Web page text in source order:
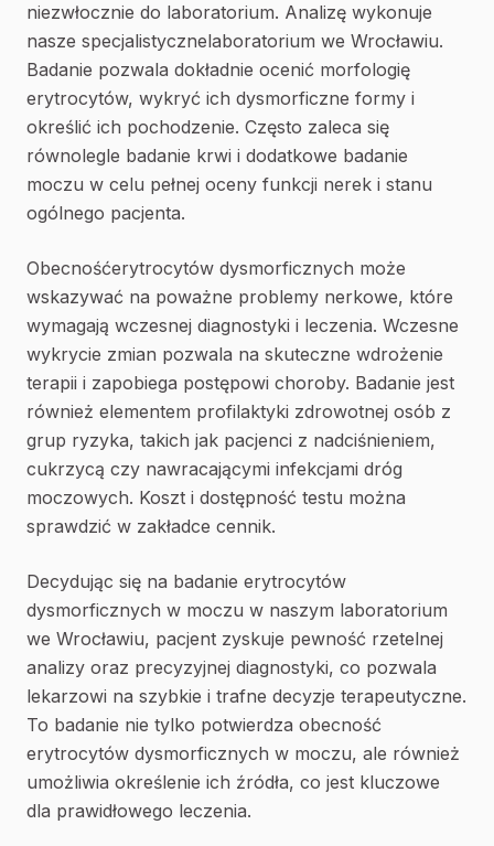
niezwłocznie do laboratorium. Analizę wykonuje
nasze specjalistycznelaboratorium we Wrocławiu.
Badanie pozwala dokładnie ocenić morfologię
erytrocytów, wykryć ich dysmorficzne formy i
określić ich pochodzenie. Często zaleca się
równolegle badanie krwi i dodatkowe badanie
moczu w celu pełnej oceny funkcji nerek i stanu
ogólnego pacjenta.
Obecnośćerytrocytów dysmorficznych może
wskazywać na poważne problemy nerkowe, które
wymagają wczesnej diagnostyki i leczenia. Wczesne
wykrycie zmian pozwala na skuteczne wdrożenie
terapii i zapobiega postępowi choroby. Badanie jest
również elementem profilaktyki zdrowotnej osób z
grup ryzyka, takich jak pacjenci z nadciśnieniem,
cukrzycą czy nawracającymi infekcjami dróg
moczowych. Koszt i dostępność testu można
sprawdzić w zakładce cennik.
Decydując się na badanie erytrocytów
dysmorficznych w moczu w naszym laboratorium
we Wrocławiu, pacjent zyskuje pewność rzetelnej
analizy oraz precyzyjnej diagnostyki, co pozwala
lekarzowi na szybkie i trafne decyzje terapeutyczne.
To badanie nie tylko potwierdza obecność
erytrocytów dysmorficznych w moczu, ale również
umożliwia określenie ich źródła, co jest kluczowe
dla prawidłowego leczenia.